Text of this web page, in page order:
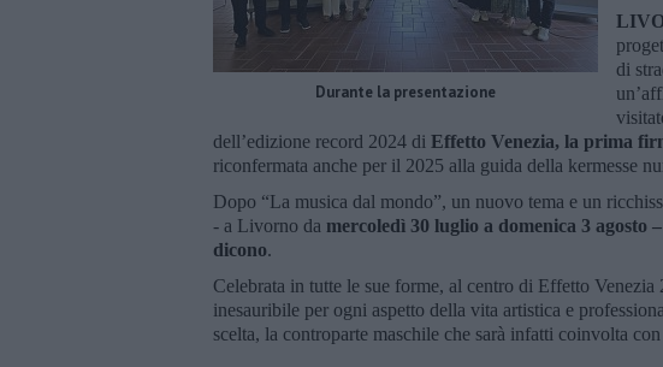
Durante la presentazione
di
dell’edizione record 2024 di Effetto Venezia, la prima
riconfermata anche per il 2025 alla guida della kermesse
Dopo “La musica dal mondo”, un nuovo tema e un
- a Livorno da mercoledì 30 luglio a domenica 3 agosto
dicono.
Celebrata in tutte le sue forme, al centro di Effetto
inesauribile per ogni aspetto della vita artistica e
scelta, la controparte maschile che sarà infatti coinvolta